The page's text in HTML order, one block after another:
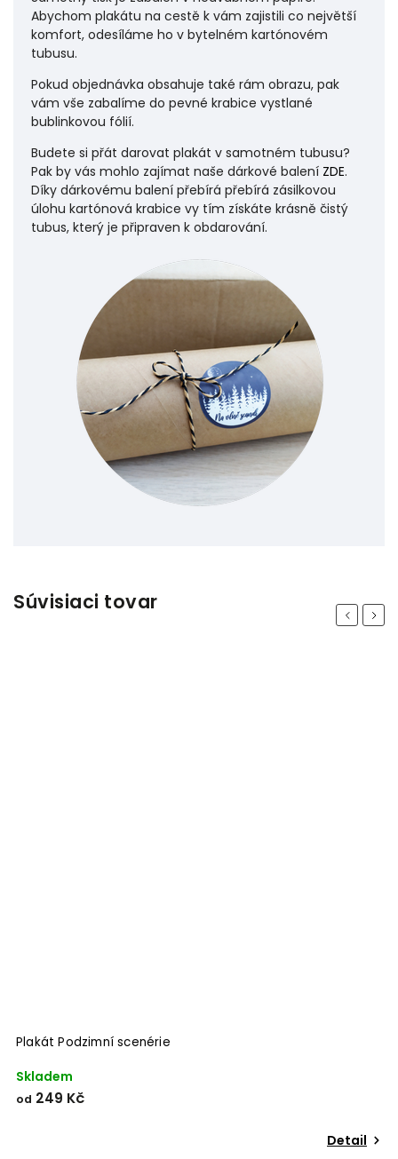
Abychom plakátu na cestě k vám zajistili co největší
komfort, odesíláme ho v bytelném kartónovém
tubusu.
Pokud objednávka obsahuje také rám obrazu, pak
vám vše zabalíme do pevné krabice vystlané
bublinkovou fólií.
Budete si přát darovat plakát v samotném tubusu?
Pak by vás mohlo zajímat naše dárkové balení ZDE.
Díky dárkovému balení přebírá přebírá zásilkovou
úlohu kartónová krabice vy tím získáte krásně čistý
tubus, který je připraven k obdarování.
Súvisiaci tovar Previous
Plakát Podzimní scenérie
Skladem
od 249 Kč
Detail
Next